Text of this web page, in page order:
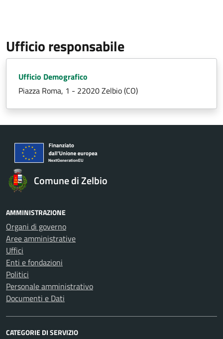
Ufficio responsabile
Ufficio Demografico
Piazza Roma, 1 - 22020 Zelbio (CO)
Comune di Zelbio
AMMINISTRAZIONE
Organi di governo
Aree amministrative
Uffici
Enti e fondazioni
Politici
Personale amministrativo
Documenti e Dati
CATEGORIE DI SERVIZIO